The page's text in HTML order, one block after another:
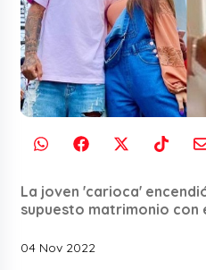
La joven 'carioca'
supuesto matrimonio con
04 Nov 2022